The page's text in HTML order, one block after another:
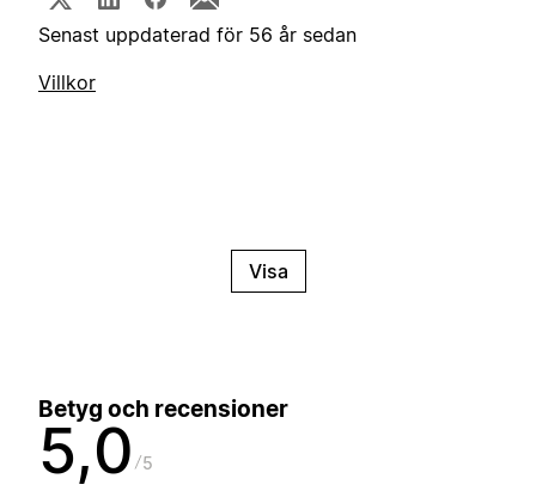
Senast uppdaterad för 56 år sedan
Villkor
Visa
Betyg och recensioner
5,0 5